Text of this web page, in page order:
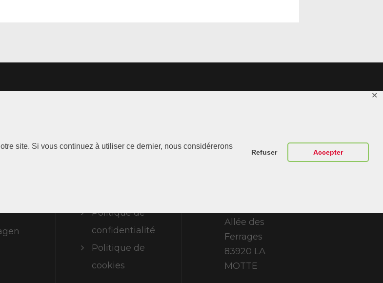
site. Si vous continuez à utiliser ce dernier, nous considérerons
Refuser Accepter
✕
Politique de
confidentialité
Politique de
cookies
Nous
Allée des
Ferrages
83920 LA
MOTTE